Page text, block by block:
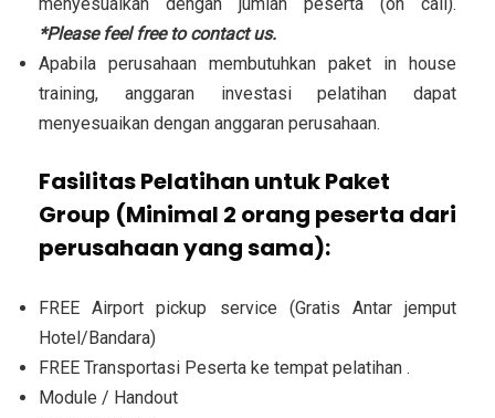
*Please feel free to contact us.
Apabila perusahaan membutuhkan paket in house
training, anggaran investasi pelatihan dapat
menyesuaikan dengan anggaran perusahaan.
Fasilitas Pelatihan untuk Paket
Group (Minimal 2 orang peserta dari
perusahaan yang sama):
FREE Airport pickup service (Gratis Antar jemput
Hotel/Bandara)
FREE Transportasi Peserta ke tempat pelatihan .
Module / Handout